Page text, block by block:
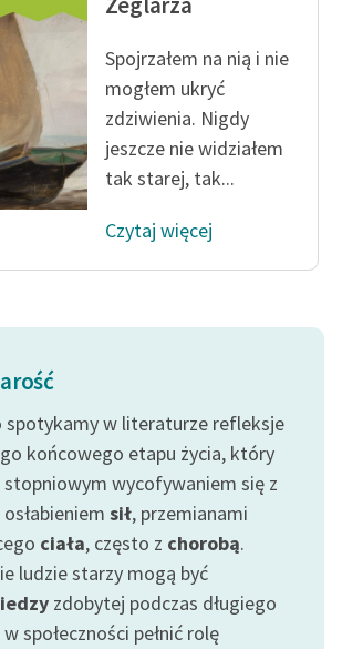
Spojrzałem na nią i nie
mogłem ukryć
zdziwienia. Nigdy
jeszcze nie widziałem
tak starej, tak...
Czytaj więcej
spotykamy w literaturze refleksje
końcowego etapu życia, który
stopniowym wycofywaniem się z
sił, przemianami
ciała, często z chorobą.
ludzie starzy mogą być
zdobytej podczas długiego
społeczności pełnić rolę